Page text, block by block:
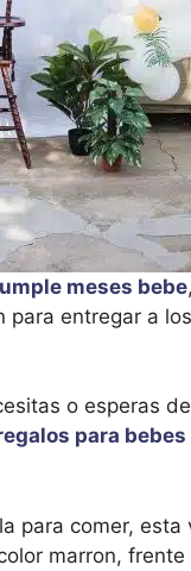
meses bebe
para entregar a
o esperas
para bebes
para comer,
marron,